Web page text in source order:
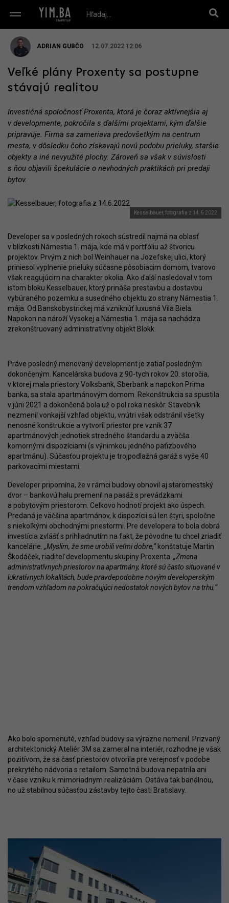
ADRIAN GUBČO 12.07.2022 12:06
Veľké plány Proxenty sa postupne
stávajú realitou
Investičná spoločnosť Proxenta, ktorá je čoraz aktívnejšia aj
v developmente, pokročila s ďalšími projektami, kým ďalšie
pripravuje. Firma sa zameriava predovšetkým na centrum
mesta, v dôsledku čoho získavajú novú podobu prieluky, staršie
objekty a iné nevyužité plochy. Zároveň sa však v súvislosti
s ňou objavili špekulácie o nevhodných praktikách pri predaji
bytov.
Kesselbauer, fotografia z 14.6.2022
Developer sa v posledných rokoch sústredil najmä na oblasť
v blízkosti Námestia 1. mája, kde má v portfóliu až štvoricu
projektov. Prvým z nich bol Weinhauer na Jozefskej ulici, ktorý
priniesol vyplnenie prieluky súčasne pôsobiacim domom, tvarovo
však reagujúcim na charakter okolia. Ako ďalší nasledoval v tom
istom bloku Kesselbauer, ktorý prináša prestavbu a dostavbu
vybúraného pozemku a susedného objektu zo strany Námestia 1.
mája. Od Banskobystrickej má vzniknúť luxusná Vila Biela.
Napokon na nároží Vysokej a Námestia 1. mája sa nachádza
zrekonštruovaný administratívny objekt Blokk.
Práve posledný menovaný development je zatiaľ posledným
dokončeným. Kancelárska budova z 90-tych rokov 20. storočia,
v ktorej mala priestory Volksbank, Sberbank a napokon Prima
banka, sa stala apartmánovým domom. Rekonštrukcia sa spustila
v júni 2021 a dokončená bola už o pol roka neskôr. Stavebník
nezmenil vonkajší vzhľad objektu, vnútri však odstránil všetky
nenosné konštrukcie a vytvoril priestor pre vznik 37
apartmánových jednotiek stredného štandardu a zväčša
komornými dispozíciami (s výnimkou jedného päťizbového
apartmánu). Súčasťou projektu je trojpodlažná garáž s vyše 40
parkovacími miestami.
Developer pripomína, že v rámci budovy obnovil aj staromestský
dvor – bankovú halu premenil na pasáž s prevádzkami
a pobytovým priestorom. Celkovo hodnotí projekt ako úspech.
Predaná je väčšina apartmánov, k dispozícii sú len štyri, spoločne
s niekoľkými obchodnými priestormi. Pre developera to bola dobrá
investícia zvlášť s prihliadnutím na fakt, že pôvodne tu chcel zriadiť
kancelárie. „Myslím, že sme urobili veľmi dobre,“konštatuje Martin
Škodáček, riaditeľ developmentu skupiny Proxenta. „Zmena
administratívnych priestorov na apartmány, ktoré sú často situované v
lukratívnych lokalitách, bude pravdepodobne novým developerským
trendom vzhľadom na pokračujúci nedostatok nových bytov na trhu.“
Ako bolo spomenuté, vzhľad budovy sa výrazne nemenil. Prizvaný
architektonický Ateliér 3M sa zameral na interiér, rozhodne je však
pozitívom, že sa časť priestorov otvorila pre verejnosť v podobe
prekrytého nádvoria s retailom. Samotná budova nepatrila ani
v čase vzniku k mimoriadnym realizáciám. Ostáva tak banálnou,
no už stabilnou súčasťou zástavby tejto časti Bratislavy.